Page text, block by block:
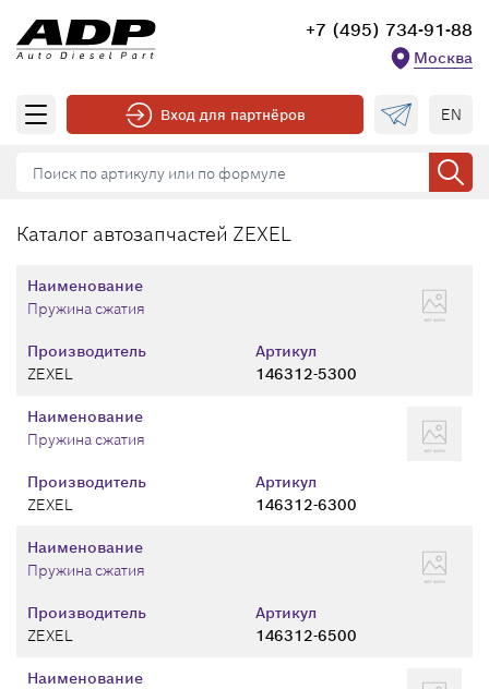
+7 (495) 734-91-88
Москва
Вход для партнёров EN
Каталог автозапчастей ZEXEL
Производитель
ZEXEL
Артикул
146312-5300
Наименование
Пружина сжатия
Производитель
ZEXEL
Артикул
146312-6300
Наименование
Пружина сжатия
Производитель
ZEXEL
Артикул
146312-6500
Наименование
Пружина сжатия
Наименование